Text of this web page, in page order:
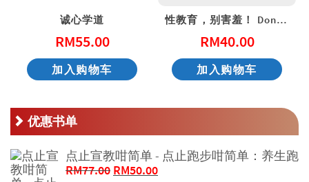
诚心学道
RM55.00
加入购物车
性教育，别害羞！ Don’t Be Shy: A Friendly Guide to Sex Education
RM40.00
加入购物车
优惠书单
点止宣教咁简单 - 点止跑步咁简单：养生跑
RM77.00 原
RM50.00当